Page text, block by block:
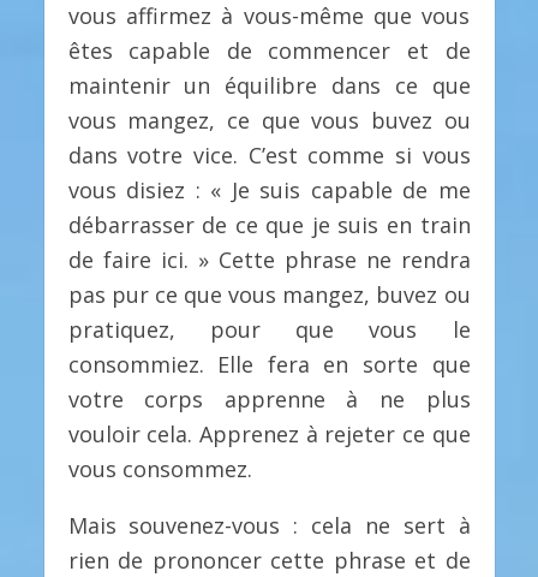
vous affirmez à vous-même que vous
êtes capable de commencer et de
maintenir un équilibre dans ce que
vous mangez, ce que vous buvez ou
dans votre vice. C’est comme si vous
vous disiez : « Je suis capable de me
débarrasser de ce que je suis en train
de faire ici. » Cette phrase ne rendra
pas pur ce que vous mangez, buvez ou
pratiquez, pour que vous le
consommiez. Elle fera en sorte que
votre corps apprenne à ne plus
vouloir cela. Apprenez à rejeter ce que
vous consommez.
Mais souvenez-vous : cela ne sert à
rien de prononcer cette phrase et de